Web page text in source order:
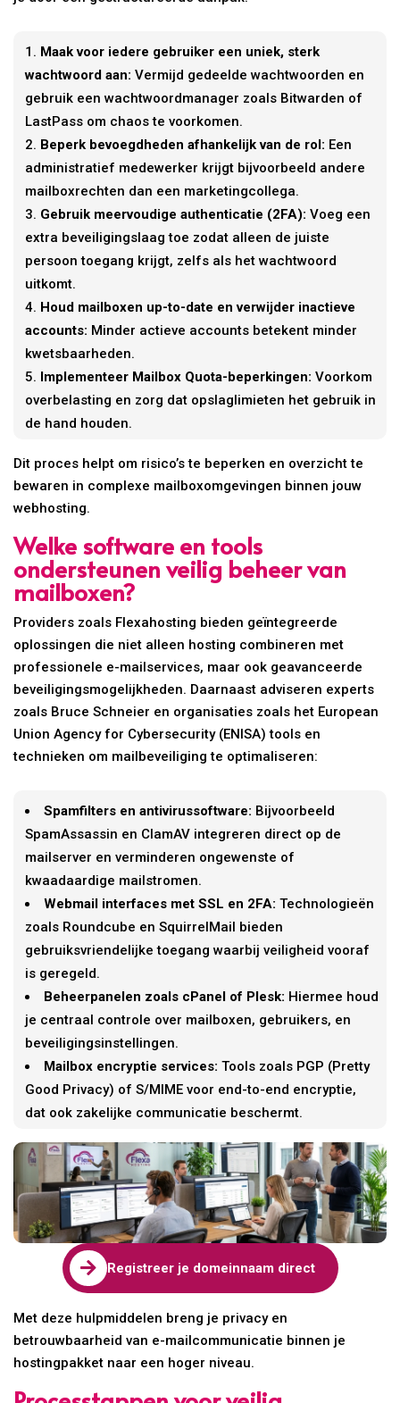
Maak voor iedere gebruiker een uniek, sterk
wachtwoord aan: Vermijd gedeelde wachtwoorden en
gebruik een wachtwoordmanager zoals Bitwarden of
LastPass om chaos te voorkomen.
Beperk bevoegdheden afhankelijk van de rol: Een
administratief medewerker krijgt bijvoorbeeld andere
mailboxrechten dan een marketingcollega.
Gebruik meervoudige authenticatie (2FA): Voeg een
extra beveiligingslaag toe zodat alleen de juiste
persoon toegang krijgt, zelfs als het wachtwoord
uitkomt.
Houd mailboxen up-to-date en verwijder inactieve
accounts: Minder actieve accounts betekent minder
kwetsbaarheden.
Implementeer Mailbox Quota-beperkingen: Voorkom
overbelasting en zorg dat opslaglimieten het gebruik in
de hand houden.
Dit proces helpt om risico’s te beperken en overzicht te
bewaren in complexe mailboxomgevingen binnen jouw
webhosting.
Welke software en tools
ondersteunen veilig beheer van
mailboxen?
Providers zoals Flexahosting bieden geïntegreerde
oplossingen die niet alleen hosting combineren met
professionele e-mailservices, maar ook geavanceerde
beveiligingsmogelijkheden. Daarnaast adviseren experts
zoals Bruce Schneier en organisaties zoals het European
Union Agency for Cybersecurity (ENISA) tools en
technieken om mailbeveiliging te optimaliseren:
Spamfilters en antivirussoftware: Bijvoorbeeld
SpamAssassin en ClamAV integreren direct op de
mailserver en verminderen ongewenste of
kwaadaardige mailstromen.
Webmail interfaces met SSL en 2FA: Technologieën
zoals Roundcube en SquirrelMail bieden
gebruiksvriendelijke toegang waarbij veiligheid vooraf
is geregeld.
Beheerpanelen zoals cPanel of Plesk: Hiermee houd
je centraal controle over mailboxen, gebruikers, en
beveiligingsinstellingen.
Mailbox encryptie services: Tools zoals PGP (Pretty
Good Privacy) of S/MIME voor end-to-end encryptie,
dat ook zakelijke communicatie beschermt.
 Registreer je domeinnaam direct
Met deze hulpmiddelen breng je privacy en
betrouwbaarheid van e-mailcommunicatie binnen je
hostingpakket naar een hoger niveau.